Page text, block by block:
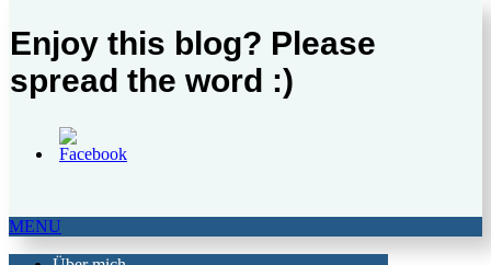
Enjoy this blog? Please
spread the word :)
MENU